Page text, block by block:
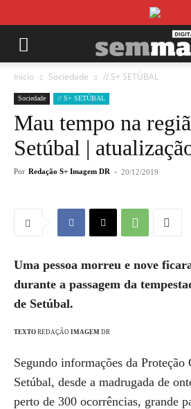
Início Sociedade // S+ SETÚBAL
Sociedade // S+ SETÚBAL
Mau tempo na
Setúbal |
Por Redação S+ Imagem DR - 20/12/2019
Uma pessoa morreu e nove
durante a passagem da
de Setúbal.
TEXTO REDAÇÃO IMAGEM DR
Segundo informações da
Setúbal, desde a madrugada de
perto de 300 ocorrências, grande